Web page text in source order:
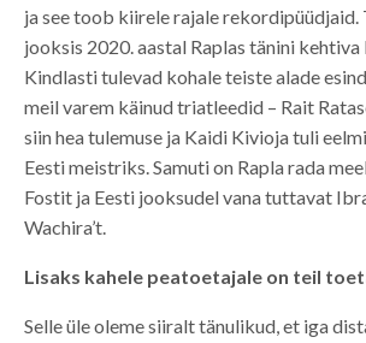
ja see toob kiirele rajale
jooksis 2020. aastal Raplas tänini
Kindlasti tulevad kohale teiste alade
meil varem käinud triatleedid – Rait
siin hea tulemuse ja Kaidi Kivioja tuli
Eesti meistriks. Samuti on Rapla rada
Fostit ja Eesti jooksudel vana tuttavat
Wachira’t.
Lisaks kahele peatoetajale on teil
Selle üle oleme siiralt tänulikud, et iga